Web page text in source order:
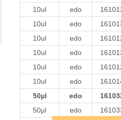
10ul
edo
10ul
edo
10ul
edo
10ul
edo
10ul
edo
10ul
edo
50µl
edo
50µl
edo